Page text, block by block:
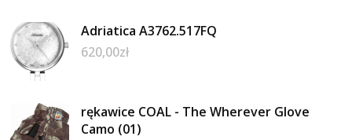
Adriatica A3762.517FQ
620,00zł
rękawice COAL - The Wherever Glove
Camo (01)